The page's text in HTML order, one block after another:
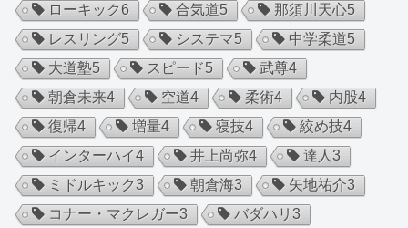
ローキック6 合気道5 那須川天心5
レスリング5 システマ5 中学柔道5
大道塾5 スピード5 武尊4
朝倉未来4 空道4 柔術4 内股4
復帰4 増量4 寝技4 絞め技4
インターハイ4 井上尚弥4 達人 3
ミドルキック3 朝倉海3 矢地祐介3
コナー・マクレガー3 バダハリ 3